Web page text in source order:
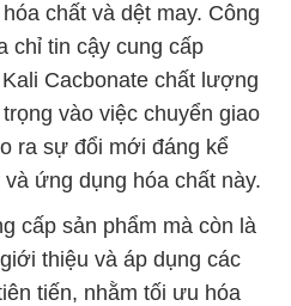
chất và dệt may. Công
chỉ tin cậy cung cấp
Cacbonate chất lượng
vào việc chuyển giao
ra sự đổi mới đáng kể
ứng dụng hóa chất này.
cấp sản phẩm mà còn là
thiệu và áp dụng các
tiến, nhằm tối ưu hóa